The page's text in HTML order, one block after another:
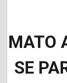
MATO
SE